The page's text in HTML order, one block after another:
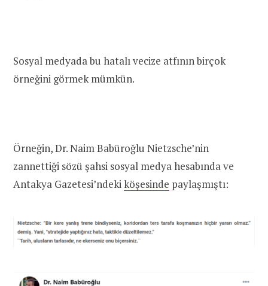
Sosyal medyada bu hatalı vecize atfının birçok
örneğini görmek mümkün.
Örneğin, Dr. Naim Babüroğlu Nietzsche’nin
zannettiği sözü şahsi sosyal medya hesabında ve
Antakya Gazetesi’ndekiköşesinde paylaşmıştı: